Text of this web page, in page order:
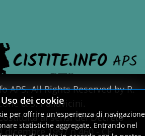
APS. All Rights Reserved by R.
& S. Pallavicini.
ai sensi del Decreto
dicembre 1997 n.460 - CF:
Uso dei cookie
per offrire un'esperienza di navigazione
statistiche aggregate. Entrando nel